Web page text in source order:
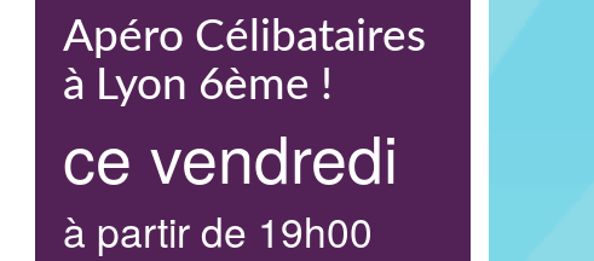
Apéro Célibataires
à Lyon 6ème !
ce vendredi
à partir de 19h00